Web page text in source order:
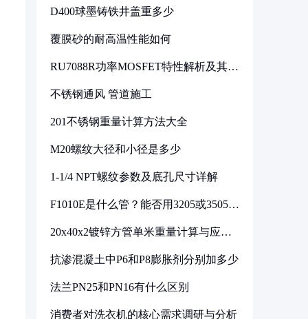
D400球墨铸铁井盖重多少
覆膜砂的耐高温性能如何
RU7088R功率MOSFET特性解析及其在
不锈钢通风 管道施工
201不锈钢重量计算方法大全
M20螺纹大径和小径是多少
1-1/4 NPT螺纹参数及底孔尺寸详解
F1010E是什么管？能否用3205或3505代
20x40x2镀锌方管单米重量计算与应用
抗渗混凝土中P6和P8膨胀剂分别加多少
法兰PN25和PN16有什么区别
消费者对洗衣机的核心需求调研与分析